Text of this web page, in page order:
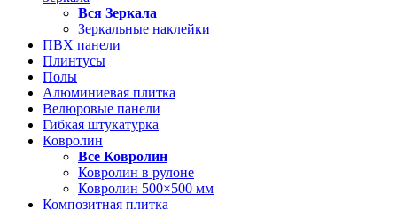
Вся Зеркала
Зеркальные наклейки
ПВХ панели
Плинтусы
Полы
Алюминиевая плитка
Велюровые панели
Гибкая штукатурка
Ковролин
Все Ковролин
Ковролин в рулоне
Ковролин 500×500 мм
Композитная плитка